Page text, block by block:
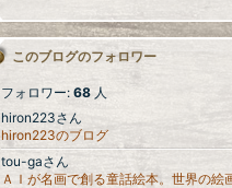
このブログのフォロワー
フォロワー: 68 人
hiron223さん
hiron223のブログ
tou-gaさん